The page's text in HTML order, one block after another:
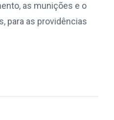
as munições e o
para as providências